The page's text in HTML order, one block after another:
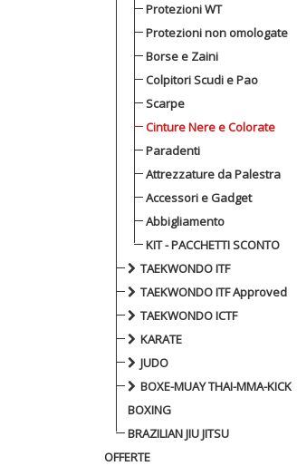
Protezioni WT
Protezioni non omologate
Borse e Zaini
Colpitori Scudi e Pao
Scarpe
Cinture Nere e Colorate
Paradenti
Attrezzature da Palestra
Accessori e Gadget
Abbigliamento
KIT - PACCHETTI SCONTO
TAEKWONDO ITF
TAEKWONDO ITF Approved
TAEKWONDO ICTF
KARATE
JUDO
BOXE-MUAY THAI-MMA-KICK
BOXING
BRAZILIAN JIU JITSU
OFFERTE